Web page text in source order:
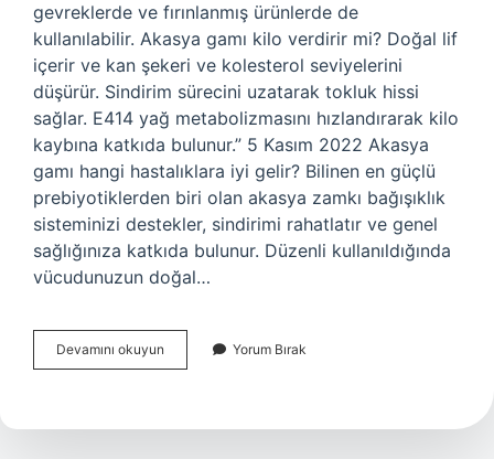
gevreklerde ve fırınlanmış ürünlerde de
kullanılabilir. Akasya gamı kilo verdirir mi? Doğal lif
içerir ve kan şekeri ve kolesterol seviyelerini
düşürür. Sindirim sürecini uzatarak tokluk hissi
sağlar. E414 yağ metabolizmasını hızlandırarak kilo
kaybına katkıda bulunur.” 5 Kasım 2022 Akasya
gamı hangi hastalıklara iyi gelir? Bilinen en güçlü
prebiyotiklerden biri olan akasya zamkı bağışıklık
sisteminizi destekler, sindirimi rahatlatır ve genel
sağlığınıza katkıda bulunur. Düzenli kullanıldığında
vücudunuzun doğal…
Devamını okuyun
Zamkı
Sakızı
Yorum Bırak